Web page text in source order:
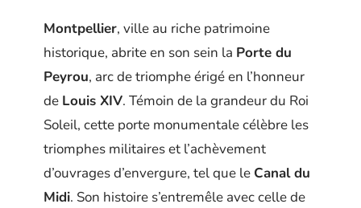
Montpellier, ville au riche patrimoine
historique, abrite en son sein la Porte du
Peyrou, arc de triomphe érigé en l’honneur
de Louis XIV. Témoin de la grandeur du Roi
Soleil, cette porte monumentale célèbre les
triomphes militaires et l’achèvement
d’ouvrages d’envergure, tel que le Canal du
Midi. Son histoire s’entremêle avec celle de